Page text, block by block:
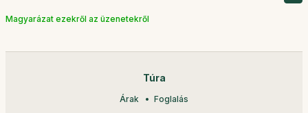
Magyarázat ezekről az üzenetekről
Túra
Árak Foglalás